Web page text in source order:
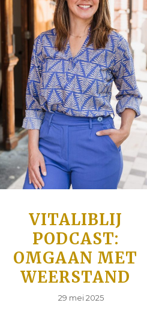
VITALIBLIJ
PODCAST:
OMGAAN MET
WEERSTAND
29 mei 2025